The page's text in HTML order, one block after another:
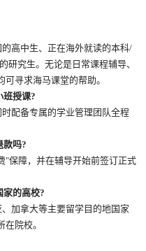
高中生、正在海外就读的本科/
研究生。无论是日常课程辅导、
寻求海马课堂的帮助。
授课?
配备专属的学业管理团队全程
吗?
障，并在辅导开始前签订正式
的高校?
加拿大等主要留学目的地国家
院校。